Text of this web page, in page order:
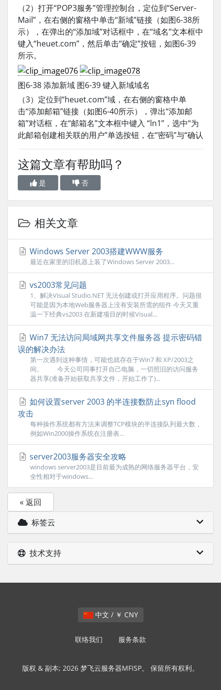
（2）打开“POP3服务”管理控制台，定位到“Server-
Mail”，在右侧的窗格中单击“新域”链接（如图6-38所
示），在弹出的“添加域”对话框中，在“域名”文本框中
键入“heuet.com”，然后单击“确定”按钮，如图6-39
所示。
图6-38 添加新域 图6-39 键入新域域名
（3）定位到“heuet.com”域，在右侧的窗格中单
击“添加邮箱”链接（如图6-40所示），弹出“添加邮
箱”对话框，在“邮箱名”文本框中键入 “ln1”，选中“为
此邮箱创建相关联的用户”单选按钮，在“密码”与“确认
这篇文章有帮助吗？
是 否
相关文章
Windows Server 2003搭建WWW服务
最近在家里的旧机器上装了Windows Server 2003...
vs2003常见问题
1、解决Visual Studio.NET 无法创建或打开应用程序。问题很
可能是因为本地Web服务器上没有安装所需的组件 今天又重
温一下经典vs2003 在新建项目的时候Visual...
Win7 无法访问局域网共享文件服务器 提示密码错
误的解决办法
第一次遇到这种事情，可能也就存在于Win7 和 XP/2003之
间。 今天公司同事打开自己电脑，一切照旧的访问服务
器共享(准备开始获取共享文件，开始工作了)...
如何设置server 2003 的半连接数防止syn flood
攻击
每种操作系统都有方法来调整TCP模块的半连接队列最大数，
例如Win2000操作系统在注册表...
server2003服务器安全攻略
windows server2003是目前最为成熟的网络服务器平台，安
全性相对于windows...
« 返回
标签云
技术支持
中文 / ￥ CNY
联络我们 服务条款
版权 & 副本; 2026 梦飞云服务器MFISP。 保留所有权利。